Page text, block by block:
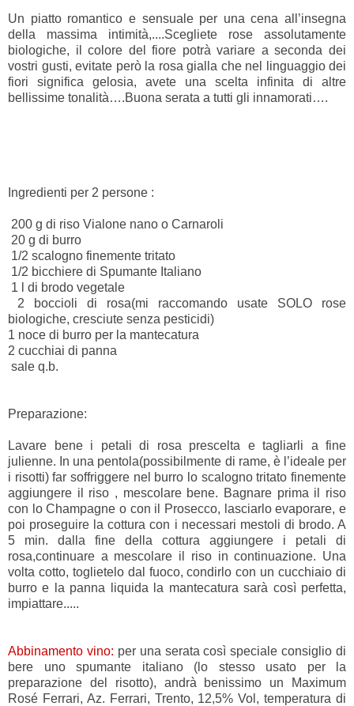
Un piatto romantico e sensuale per una cena all’insegna
della massima intimità,....Scegliete rose assolutamente
biologiche, il colore del fiore potrà variare a seconda dei
vostri gusti, evitate però la rosa gialla che nel linguaggio dei
fiori significa gelosia, avete una scelta infinita di altre
bellissime tonalità….Buona serata a tutti gli innamorati….
Ingredienti per 2 persone :
200 g di riso Vialone nano o Carnaroli
20 g di burro
1/2 scalogno finemente tritato
1/2 bicchiere di Spumante Italiano
1 l di brodo vegetale
2 boccioli di rosa(mi raccomando usate SOLO rose
biologiche, cresciute senza pesticidi)
1 noce di burro per la mantecatura
2 cucchiai di panna
sale q.b.
Preparazione:
Lavare bene i petali di rosa prescelta e tagliarli a fine
julienne. In una pentola(possibilmente di rame, è l’ideale per
i risotti) far soffriggere nel burro lo scalogno tritato finemente
aggiungere il riso , mescolare bene. Bagnare prima il riso
con lo Champagne o con il Prosecco, lasciarlo evaporare, e
poi proseguire la cottura con i necessari mestoli di brodo. A
5 min. dalla fine della cottura aggiungere i petali di
rosa,continuare a mescolare il riso in continuazione. Una
volta cotto, toglietelo dal fuoco, condirlo con un cucchiaio di
burro e la panna liquida la mantecatura sarà così perfetta,
impiattare.....
Abbinamento vino: per una serata così speciale consiglio di
bere uno spumante italiano (lo stesso usato per la
preparazione del risotto), andrà benissimo un Maximum
Rosé Ferrari, Az. Ferrari, Trento, 12,5% Vol, temperatura di